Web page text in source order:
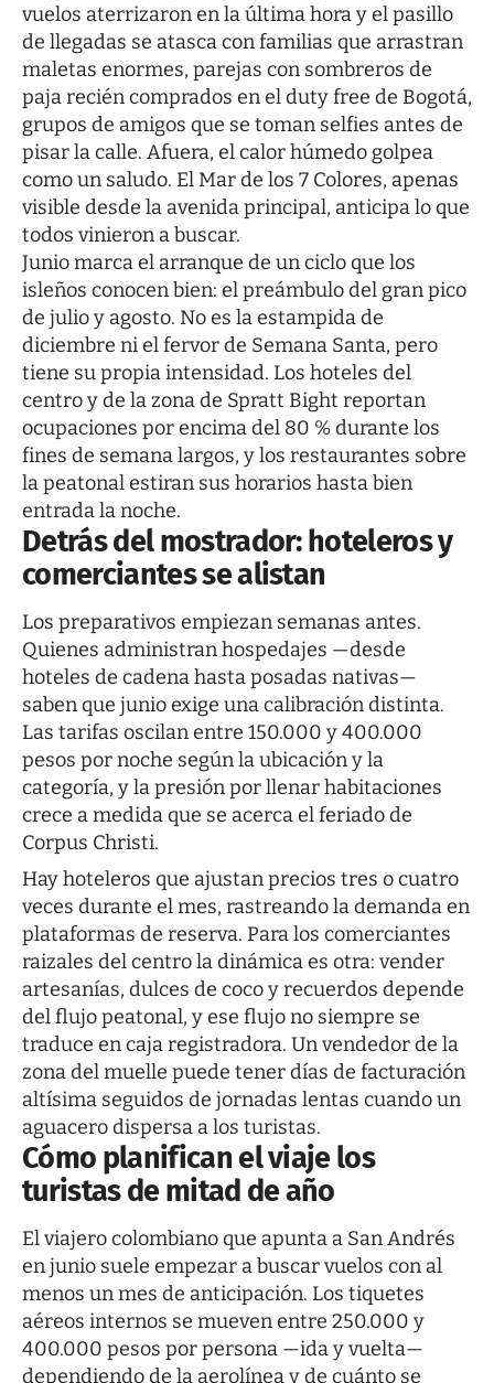
vuelos aterrizaron en la última hora y el pasillo
de llegadas se atasca con familias que arrastran
maletas enormes, parejas con sombreros de
paja recién comprados en el duty free de Bogotá,
grupos de amigos que se toman selfies antes de
pisar la calle. Afuera, el calor húmedo golpea
como un saludo. El Mar de los 7 Colores, apenas
visible desde la avenida principal, anticipa lo que
todos vinieron a buscar.
Junio marca el arranque de un ciclo que los
isleños conocen bien: el preámbulo del gran pico
de julio y agosto. No es la estampida de
diciembre ni el fervor de Semana Santa, pero
tiene su propia intensidad. Los hoteles del
centro y de la zona de Spratt Bight reportan
ocupaciones por encima del 80 % durante los
fines de semana largos, y los restaurantes sobre
la peatonal estiran sus horarios hasta bien
entrada la noche.
Detrás del mostrador: hoteleros y
comerciantes se alistan
Los preparativos empiezan semanas antes.
Quienes administran hospedajes —desde
hoteles de cadena hasta posadas nativas—
saben que junio exige una calibración distinta.
Las tarifas oscilan entre 150.000 y 400.000
pesos por noche según la ubicación y la
categoría, y la presión por llenar habitaciones
crece a medida que se acerca el feriado de
Corpus Christi.
Hay hoteleros que ajustan precios tres o cuatro
veces durante el mes, rastreando la demanda en
plataformas de reserva. Para los comerciantes
raizales del centro la dinámica es otra: vender
artesanías, dulces de coco y recuerdos depende
del flujo peatonal, y ese flujo no siempre se
traduce en caja registradora. Un vendedor de la
zona del muelle puede tener días de facturación
altísima seguidos de jornadas lentas cuando un
aguacero dispersa a los turistas.
Cómo planifican el viaje los
turistas de mitad de año
El viajero colombiano que apunta a San Andrés
en junio suele empezar a buscar vuelos con al
menos un mes de anticipación. Los tiquetes
aéreos internos se mueven entre 250.000 y
400.000 pesos por persona —ida y vuelta—
dependiendo de la aerolínea y de cuánto se